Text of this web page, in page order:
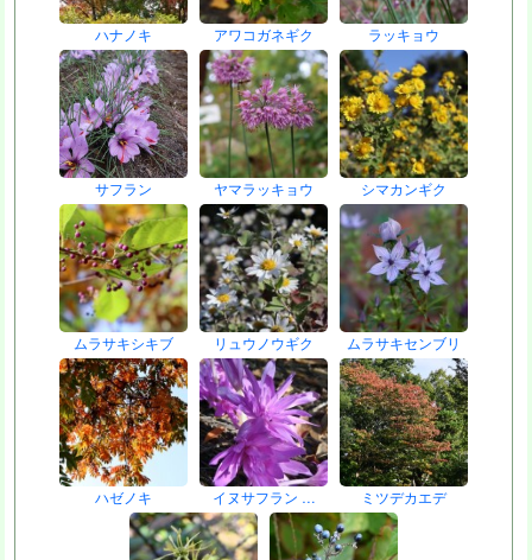
ハナノキ アワコガネギク ラッキョウ
サフラン ヤマラッキョウ シマカンギク
ムラサキシキブ リュウノウギク ムラサキセンブリ
ハゼノキ イヌサフラン … ミツデカエデ